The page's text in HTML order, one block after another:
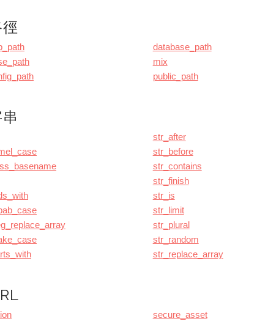
database_path
mix
public_path
str_after
str_before
str_contains
str_finish
str_is
str_limit
str_plural
str_random
str_replace_array
secure_asset